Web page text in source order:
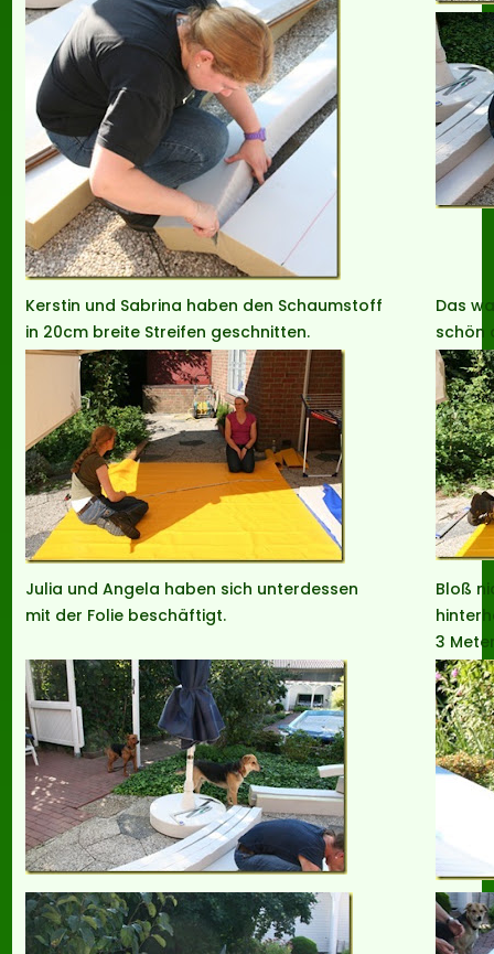
Kerstin und Sabrina haben den Schaumstoff
in 20cm breite Streifen geschnitten.
Das
schön
Julia und Angela haben sich unterdessen
mit der Folie beschäftigt.
Bloß
3